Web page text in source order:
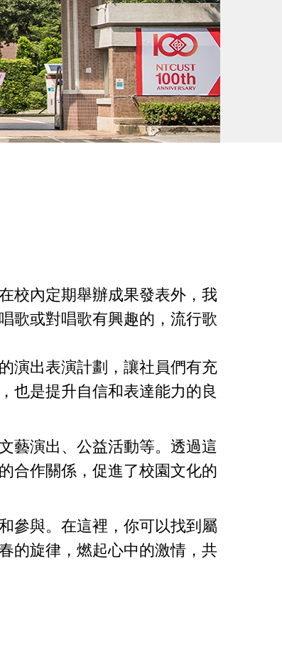
校內定期舉辦成果發表外，我
歌或對唱歌有興趣的，流行歌
演出表演計劃，讓社員們有充
也是提升自信和表達能力的良
藝演出、公益活動等。透過這
合作關係，促進了校園文化的
參與。在這裡，你可以找到屬
的旋律，燃起心中的激情，共